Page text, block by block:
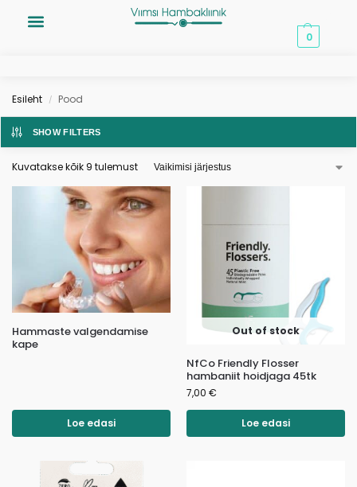
0
Esileht / Pood
SHOW FILTERS
Kuvatakse kõik 9 tulemust
Hammaste valgendamise
kape
Loe edasi
Out of stock
NfCo Friendly Flosser
hambaniit hoidjaga 45tk
7,00 €
Loe edasi